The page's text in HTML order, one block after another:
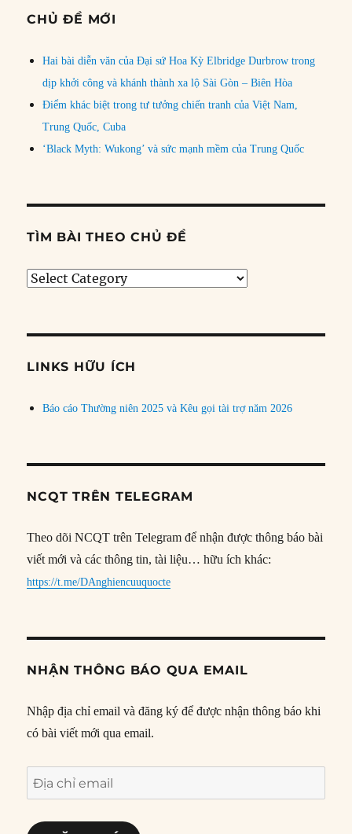
CHỦ ĐỀ MỚI
Hai bài diễn văn của Đại sứ Hoa Kỳ Elbridge Durbrow trong
dịp khởi công và khánh thành xa lộ Sài Gòn – Biên Hòa
Điểm khác biệt trong tư tưởng chiến tranh của Việt Nam,
Trung Quốc, Cuba
‘Black Myth: Wukong’ và sức mạnh mềm của Trung Quốc
TÌM BÀI THEO CHỦ ĐỀ
Tìm
đề
LINKS HỮU ÍCH
Báo cáo Thường niên 2025 và Kêu gọi tài trợ năm 2026
NCQT TRÊN TELEGRAM
Theo dõi NCQT trên Telegram để nhận được thông báo bài
viết mới và các thông tin, tài liệu… hữu ích khác:
https://t.me/DAnghiencuuquocte
NHẬN THÔNG BÁO QUA EMAIL
Nhập địa chỉ email và đăng ký để được nhận thông báo khi
có bài viết mới qua email.
Địa
chỉ
email